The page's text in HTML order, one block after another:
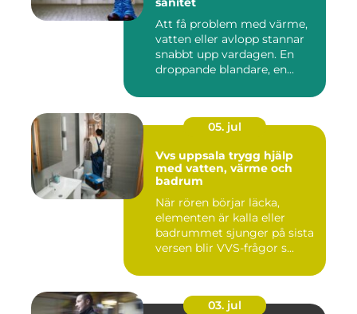
Att få problem med värme,
vatten eller avlopp stannar
snabbt upp vardagen. En
droppande blandare, en...
05. jul
Vvs uppsala trygg hjälp
med vatten, värme och
badrum
När rören börjar läcka,
elementen är kalla eller
badrummet sjunger på sista
versen blir VVS-frågor s...
03. jul